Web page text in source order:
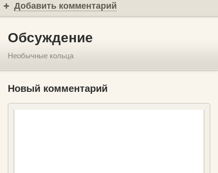
Добавить комментарий
Обсуждение
Необычные кольца
Новый комментарий